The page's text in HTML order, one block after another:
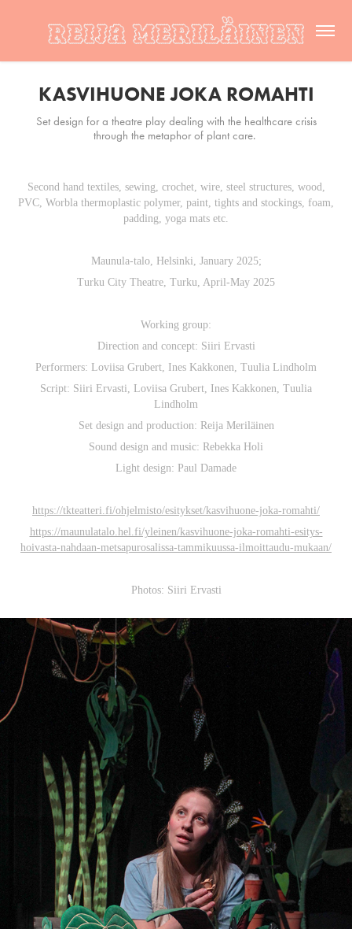
KASVIHUONE JOKA ROMAHTI
Set design for a theatre play dealing with the healthcare crisis
through the metaphor of plant care.
Second hand textiles, sewing, crochet, wire, steel structures, wood,
PVC, Worbla thermoplastic polymer, paint, tights and stockings, foam,
padding, yoga mats etc.
Maunula-talo, Helsinki, January 2025;
Turku City Theatre, Turku, April-May 2025
Working group:
Direction and concept: Siiri Ervasti
Performers: Loviisa Grubert, Ines Kakkonen, Tuulia Lindholm
Script: Siiri Ervasti, Loviisa Grubert, Ines Kakkonen, Tuulia
Lindholm
Set design and production: Reija Meriläinen
Sound design and music: Rebekka Holi
Light design: Paul Damade
https://tkteatteri.fi/ohjelmisto/esitykset/kasvihuone-joka-romahti/
https://maunulatalo.hel.fi/yleinen/kasvihuone-joka-romahti-esitys-
hoivasta-nahdaan-metsapurosalissa-tammikuussa-ilmoittaudu-mukaan/
Photos: Siiri Ervasti